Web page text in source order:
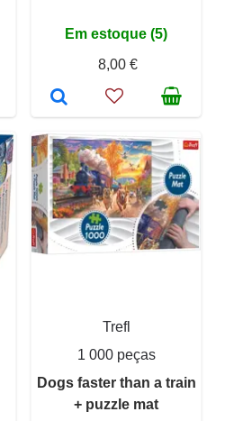
Em estoque (5)
8,00 €
Trefl
1 000 peças
Dogs faster than a train
+ puzzle mat